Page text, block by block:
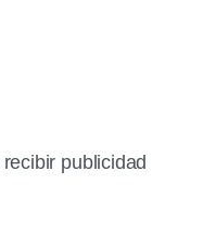
publicidad